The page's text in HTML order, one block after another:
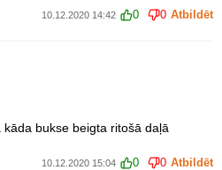
10.12.2020 14:42 0 0 Atbildēt
bukse beigta ritošā daļā
10.12.2020 15:04 0 0 Atbildēt